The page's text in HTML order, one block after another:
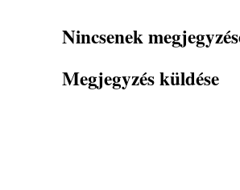
Nincsenek
Megjegyzés küldése